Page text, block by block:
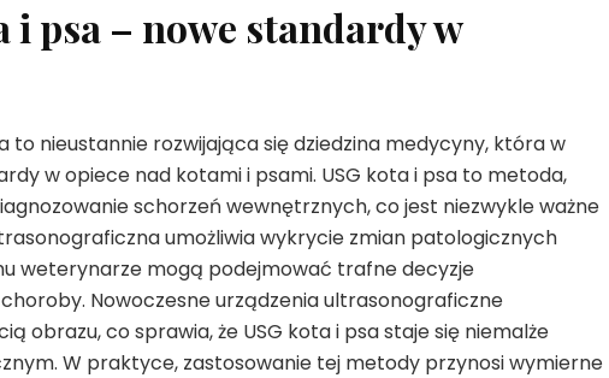
i psa – nowe standardy w
nieustannie rozwijająca się dziedzina medycyny, która w
w opiece nad kotami i psami. USG kota i psa to metoda,
schorzeń wewnętrznych, co jest niezwykle ważne
umożliwia wykrycie zmian patologicznych
weterynarze mogą podejmować trafne decyzje
Nowoczesne urządzenia ultrasonograficzne
obrazu, co sprawia, że USG kota i psa staje się niemalże
W praktyce, zastosowanie tej metody przynosi wymierne